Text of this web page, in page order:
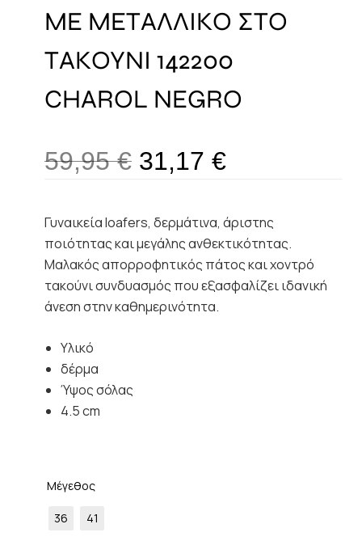
ΜΕ ΜΕΤΑΛΛΙΚΟ ΣΤΟ
ΤΑΚΟΥΝΙ 142200
CHAROL NEGRO
59,95€ 31,17 €
Γυναικεία loafers, δερμάτινα, άριστης
ποιότητας και μεγάλης ανθεκτικότητας.
Μαλακός απορροφητικός πάτος και χοντρό
τακούνι συνδυασμός που εξασφαλίζει ιδανική
άνεση στην καθημερινότητα.
Υλικό
δέρμα
Ύψος σόλας
4.5 cm
Μέγεθος
36 41